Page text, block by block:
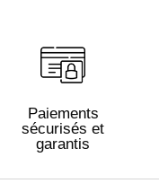
Paiements
sécurisés et
garantis